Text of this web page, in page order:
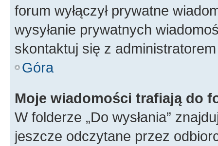
forum wyłączył prywatne
wysyłanie prywatnych
skontaktuj się z
Góra
Moje wiadomości trafiają do
W folderze „Do wysłania”
jeszcze odczytane przez